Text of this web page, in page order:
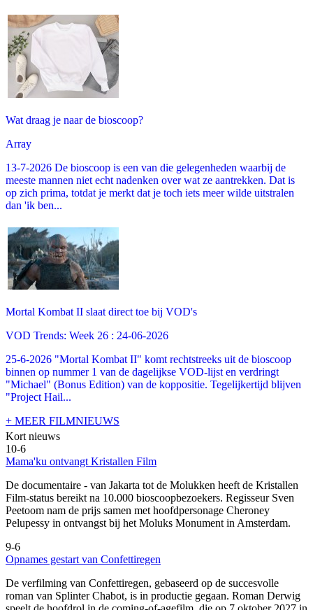
Wat draag je naar de bioscoop?
Array
13-7-2026 De bioscoop is een van die gelegenheden waarbij de
meeste mannen niet echt nadenken over wat ze aantrekken. Dat is
op zich prima, totdat je merkt dat je toch iets meer wilde uitstralen
dan 'ik ben...
Mortal Kombat II slaat direct toe bij VOD's
VOD Trends: Week 26 : 24-06-2026
25-6-2026 "Mortal Kombat II" komt rechtstreeks uit de bioscoop
binnen op nummer 1 van de dagelijkse VOD-lijst en verdringt
"Michael" (Bonus Edition) van de koppositie. Tegelijkertijd blijven
"Project Hail...
+ MEER FILMNIEUWS
Kort nieuws
10-6
Mama'ku ontvangt Kristallen Film
De documentaire - van Jakarta tot de Molukken heeft de Kristallen
Film-status bereikt na 10.000 bioscoopbezoekers. Regisseur Sven
Peetoom nam de prijs samen met hoofdpersonage Cheroney
Pelupessy in ontvangst bij het Moluks Monument in Amsterdam.
9-6
Opnames gestart van Confettiregen
De verfilming van Confettiregen, gebaseerd op de succesvolle
roman van Splinter Chabot, is in productie gegaan. Roman Derwig